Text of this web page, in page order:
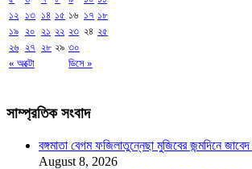
« অক্টো ডিসে »
১২ ১৩ ১৪ ১৫ ১৬ ১৭ ১৮
১৯ ২০ ২১ ২২ ২৩ ২৪ ২৫
২৬ ২৭ ২৮ ২৯ ৩০
সাম্প্রতিক সংবাদ
বঙ্গমাতা বেগম ফজিলাতুন্নেছা মুজিবের জন্মদিনে
August 8, 2026